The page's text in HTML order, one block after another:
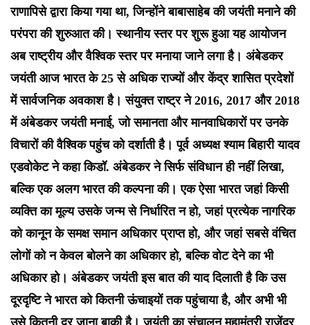
राणापिसे द्वारा किया गया था, जिन्होंने बाबासाहेब की जयंती मनाने की
परंपरा की शुरुआत की। स्थानीय स्तर पर शुरू हुआ यह आयोजन
अब राष्ट्रीय और वैश्विक स्तर पर मनाया जाने लगा है। अंबेडकर
जयंती आज भारत के 25 से अधिक राज्यों और केंद्र शासित प्रदेशों
में सार्वजनिक अवकाश है। संयुक्त राष्ट्र ने 2016, 2017 और 2018
में अंबेडकर जयंती मनाई, जो समानता और मानवाधिकारों पर उनके
विचारों की वैश्विक पहुंच को दर्शाती है। पूर्व अध्यक्ष श्याम बिहारी यादव
एडवोकेट ने कहा किडॉ. अंबेडकर ने सिर्फ संविधान ही नहीं लिखा,
बल्कि एक अलग भारत की कल्पना की। एक ऐसा भारत जहां किसी
व्यक्ति का मूल्य उसके जन्म से निर्धारित न हो, जहां प्रत्येक नागरिक
को कानून के समक्ष समान अधिकार प्राप्त हो, और जहां सबसे वंचित
लोगों को न केवल बोलने का अधिकार हो, बल्कि वोट देने का भी
अधिकार हो। अंबेडकर जयंती इस बात की याद दिलाती है कि उस
दूरदृष्टि ने भारत को कितनी ऊंचाइयों तक पहुंचाया है, और अभी भी
उसे कितनी दूर जाना बाकी है। जयंती का संचालन महामंत्री राजेंद्र